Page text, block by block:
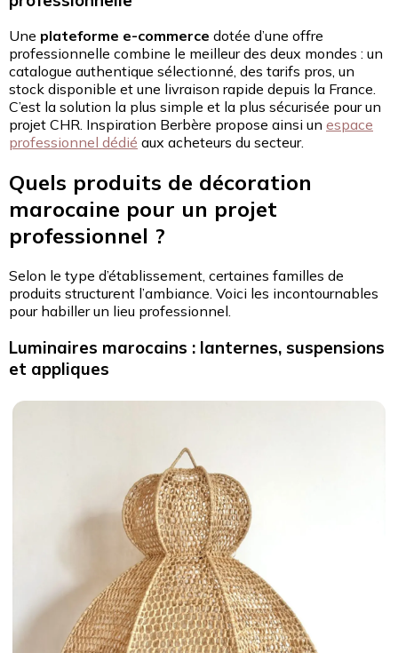
Une plateforme e-commerce dotée d’une offre
professionnelle combine le meilleur des deux mondes : un
catalogue authentique sélectionné, des tarifs pros, un
stock disponible et une livraison rapide depuis la France.
C’est la solution la plus simple et la plus sécurisée pour un
projet CHR. Inspiration Berbère propose ainsi un espace
professionnel dédié aux acheteurs du secteur.
Quels produits de décoration
marocaine pour un projet
professionnel ?
Selon le type d’établissement, certaines familles de
produits structurent l’ambiance. Voici les incontournables
pour habiller un lieu professionnel.
Luminaires marocains : lanternes, suspensions
et appliques